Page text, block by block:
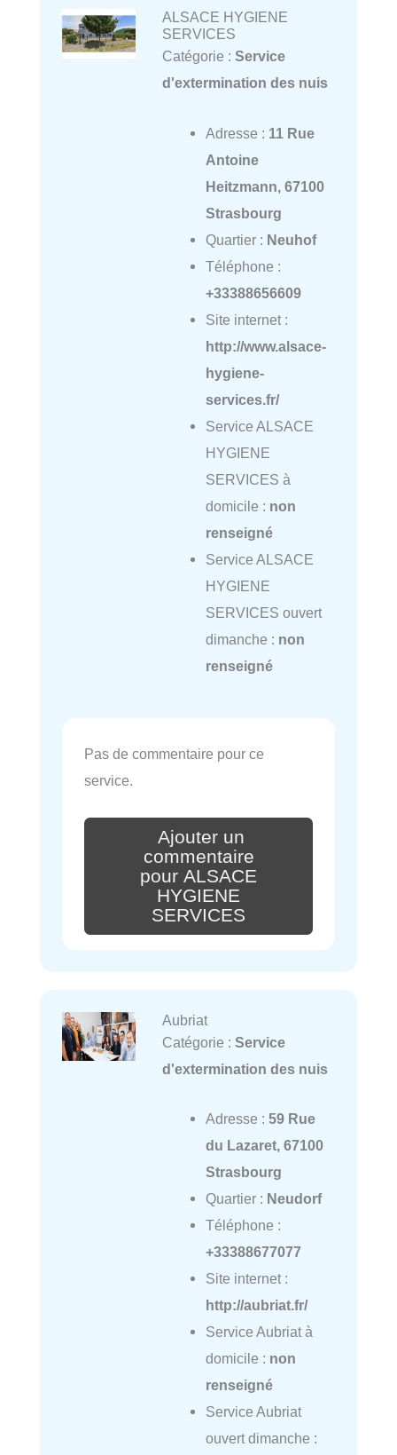
ALSACE HYGIENE
SERVICES
Catégorie : Service
d'extermination des nuis
Adresse : 11 Rue
Antoine
Heitzmann, 67100
Strasbourg
Quartier : Neuhof
Téléphone :
+33388656609
Site internet :
http://www.alsace-
hygiene-
services.fr/
Service ALSACE
HYGIENE
SERVICES à
domicile : non
renseigné
Service ALSACE
HYGIENE
SERVICES ouvert
dimanche : non
renseigné
Pas de commentaire pour ce
service.
Ajouter un
commentaire
pour ALSACE
HYGIENE
SERVICES
Aubriat
Catégorie : Service
d'extermination des nuis
Adresse : 59 Rue
du Lazaret, 67100
Strasbourg
Quartier : Neudorf
Téléphone :
+33388677077
Site internet :
http://aubriat.fr/
Service Aubriat à
domicile : non
renseigné
Service Aubriat
ouvert dimanche :